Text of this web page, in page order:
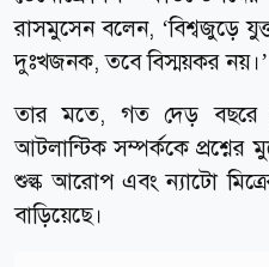
রাসমুসেন বলেন, ‘বিশ্বজুড়ে
দুঃখজনক, তবে বিস্ময়কর নয়।’
তার মতে, গত দেড় বছরে
আটলান্টিক সম্পর্ককে প্রশ্নের
শুল্ক আরোপ এবং ন্যাটো
বাড়িয়েছে।